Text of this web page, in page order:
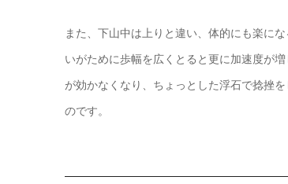
また、下山中は上りと違い、体的にも楽に
いがために歩幅を広くとると更に加速度が
が効かなくなり、ちょっとした浮石で捻挫
のです。